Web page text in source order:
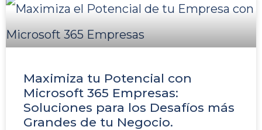
Maximiza tu Potencial con
Microsoft 365 Empresas:
Soluciones para los Desafíos más
Grandes de tu Negocio.